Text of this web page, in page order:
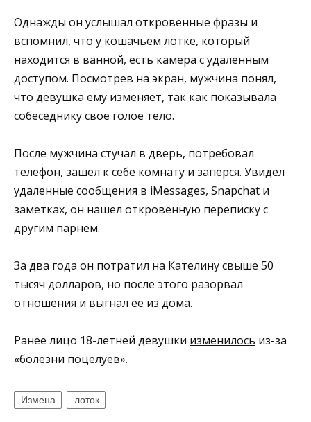
Однажды он услышал откровенные фразы и
вспомнил, что у кошачьем лотке, который
находится в ванной, есть камера с удаленным
доступом. Посмотрев на экран, мужчина понял,
что девушка ему изменяет, так как показывала
собеседнику свое голое тело.
После мужчина стучал в дверь, потребовал
телефон, зашел к себе комнату и заперся. Увидел
удаленные сообщения в iMessages, Snapchat и
заметках, он нашел откровенную переписку с
другим парнем.
За два года он потратил на Кателину свыше 50
тысяч долларов, но после этого разорвал
отношения и выгнал ее из дома.
Ранее лицо 18-летней девушки изменилось из-за
«болезни поцелуев».
Измена лоток